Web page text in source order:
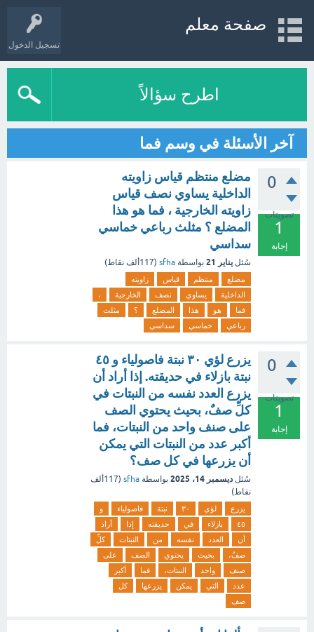
تسجيل الدخول
صفحة معلم
اطرح سؤالاً
آخر الأسئلة في وسم فما
0
تصويتات
1
إجابة
مضلع منتظم قياس زاويته
الداخلية يساوي نصف قياس
زاويته الخارجية ، فما هو هذا
المضلع ؟ مثلث رباعي خماسي
سداسي
سُئل يناير 21 بواسطة sfha
(117ألف نقاط)
مضلع منتظم قياس
زاويته
الداخلية
يساوي نصف الخارجية
،
فما
هو هذا المضلع ؟
مثلث
رباعي
خماسي سداسي
0
تصويتات
1
إجابة
يزرع لؤي ٣٠ نبتة فاصولياء و ٤٥
نبتة بازلاء في حديقته. إذا أراد أن
يزرع العدد نفسه من النبتات في
كلِّ صفٌ، بحيث يحتوي الصف
على صنف واحد من النبتات، فما
أكبر عدد من النبتات التي يمكن
أن يزرعها في كل صف؟
سُئل ديسمبر 14، 2025 بواسطة sfha
(117ألف
نقاط)
يزرع لؤي ٣٠ نبتة فاصولياء
و
٤٥
بازلاء في حديقته إذا
أراد
أن
العدد نفسه من النبتات
كلِّ
صفٌ،
بحيث يحتوي الصف
على
صنف
واحد النبتات، فما
أكبر
عدد
التي يمكن يزرعها
كل
صف